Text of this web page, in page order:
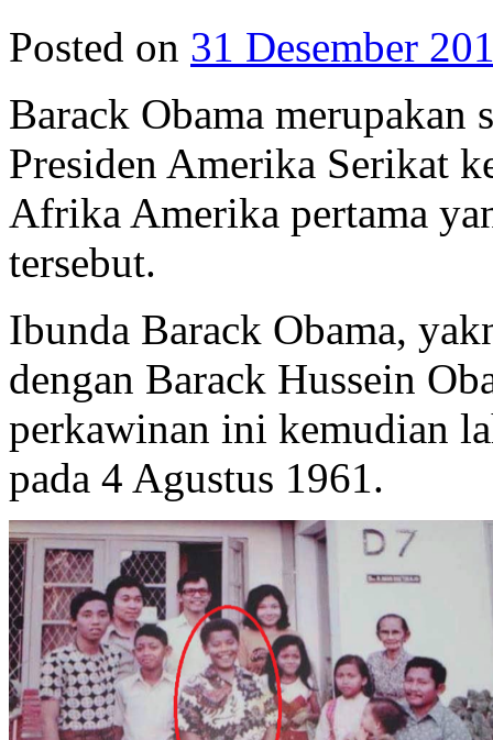
Posted on 31 Desember
Barack Obama
Presiden Amerika Serikat
Afrika Amerika pertama
tersebut.
Ibunda Barack Obama,
dengan Barack Hussein
perkawinan ini kemudian
pada 4 Agustus 1961.